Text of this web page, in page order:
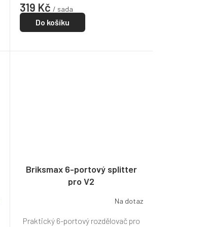
319 Kč / sada
Do košíku
Briksmax 6-portový splitter
pro V2
Na dotaz
Praktický 6-portový rozdělovač pro